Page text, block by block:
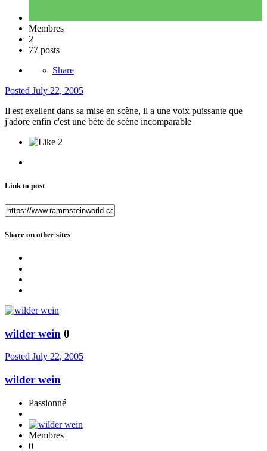
Membres
2
77 posts
Share
Posted July 22, 2005
Il est exellent dans sa mise en scène, il a une voix puissante que
j'adore enfin c'est une bète de scène incomparable
2
Link to post
Share on other sites
wilder wein 0
Posted July 22, 2005
wilder wein
Passionné
Membres
0